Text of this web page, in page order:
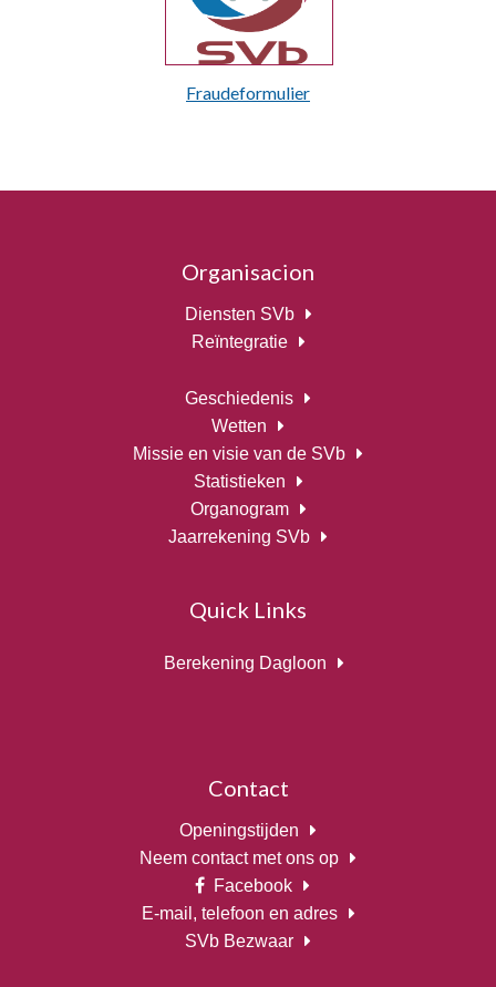
Fraudeformulier
Organisacion
Diensten SVb
Reïntegratie
Geschiedenis
Wetten
Missie en visie van de SVb
Statistieken
Organogram
Jaarrekening SVb
Quick Links
Berekening Dagloon
Contact
Openingstijden
Neem contact met ons op
Facebook
E-mail, telefoon en adres
SVb Bezwaar